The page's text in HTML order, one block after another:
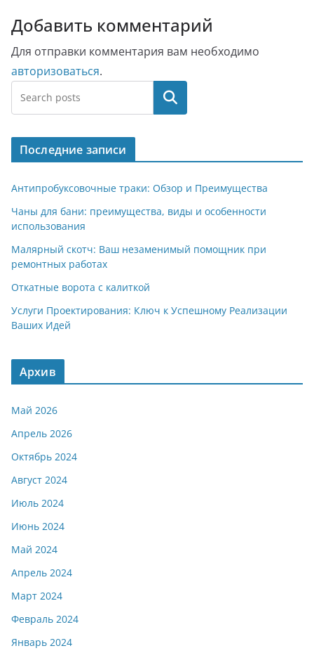
Добавить комментарий
Для отправки комментария вам необходимо
авторизоваться.
Поиск
Последние записи
Антипробуксовочные траки: Обзор и Преимущества
Чаны для бани: преимущества, виды и особенности
использования
Малярный скотч: Ваш незаменимый помощник при
ремонтных работах
Откатные ворота с калиткой
Услуги Проектирования: Ключ к Успешному Реализации
Ваших Идей
Архив
Май 2026
Апрель 2026
Октябрь 2024
Август 2024
Июль 2024
Июнь 2024
Май 2024
Апрель 2024
Март 2024
Февраль 2024
Январь 2024